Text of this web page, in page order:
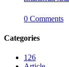
0 Comments
Categories
126